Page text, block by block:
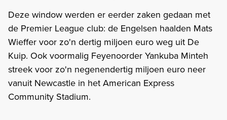
Deze window werden er eerder zaken gedaan met
de Premier League club: de Engelsen haalden Mats
Wieffer voor zo'n dertig miljoen euro weg uit De
Kuip. Ook voormalig Feyenoorder Yankuba Minteh
streek voor zo'n negenendertig miljoen euro neer
vanuit Newcastle in het American Express
Community Stadium.